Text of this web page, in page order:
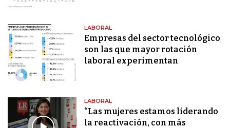
LABORAL
Empresas del sector tecnológico
son las que mayor rotación
laboral experimentan
LABORAL
“Las mujeres estamos liderando
la reactivación, con más